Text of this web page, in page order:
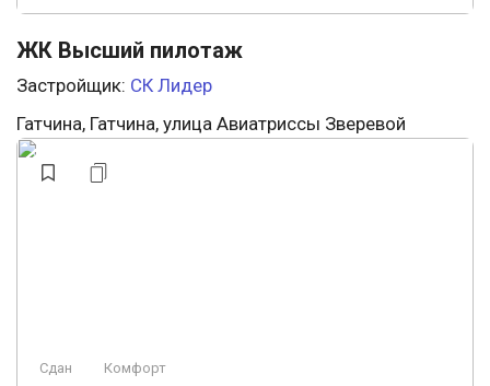
ЖК Высший пилотаж
Застройщик: СК Лидер
Гатчина, Гатчина, улица Авиатриссы Зверевой
Сдан Комфорт